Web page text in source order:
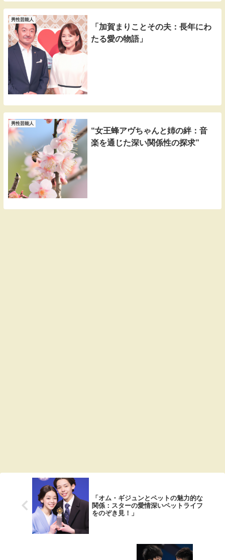
男性芸能人
「加賀まりことその夫：長年にわ
たる愛の物語」
男性芸能人
“女王蜂アヴちゃんと姉の絆：音
楽を通じた深い関係性の探求”
「オム・ギジュンとペットの魅力的な
関係：スターの愛情深いペットライフ
をのぞき見！」